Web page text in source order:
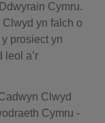
Cymru.
Clwyd yn falch o
prosiect yn
leol a’r
Clwyd
Cymru -